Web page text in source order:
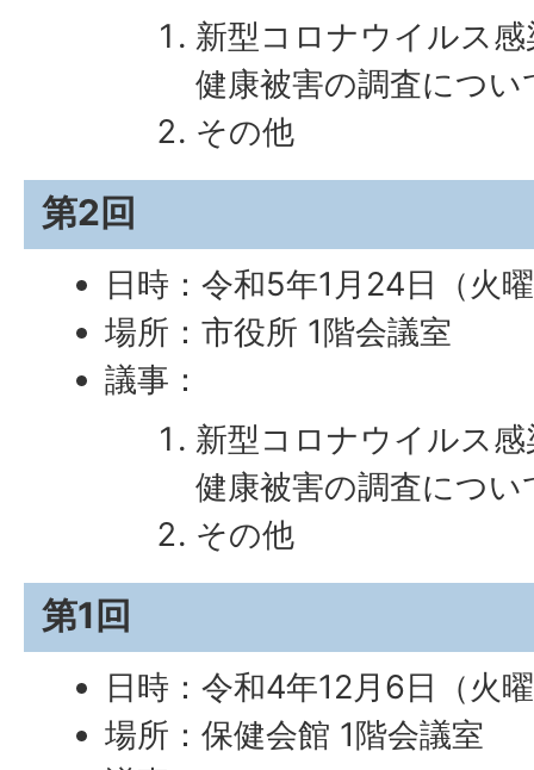
新型コロナウイルス
健康被害の調査につい
その他
第2回
日時：令和5年1月24日（火
場所：市役所 1階会議室
議事：
新型コロナウイルス
健康被害の調査につい
その他
第1回
日時：令和4年12月6日（火
場所：保健会館 1階会議室